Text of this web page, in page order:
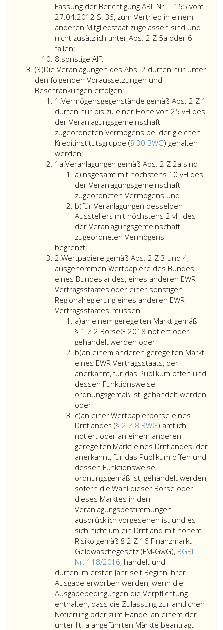
13,
BWG
in
Verbindung
6,
Absatz
InvFG 2011
konzessioniert
ist;
verwaltet
werden,
sofern
die
Fonds
nur
Veranlagung
des
des
Paragraph
23,
Absatz
eins
und
2
ImmoInvFG
erfüllen,
Fassung der Berichtigung ABl. Nr. L 155 vom
27.04.2012 S. 35, zum Vertrieb in einem
anderen Mitgliedstaat zugelassen sind und
nicht zusätzlich unter Abs. 2 Z 5a oder 6
fallen;
die
gemäß
Paragraphen
29,,
30,
31,
38
oder
47
Alternative
Investmentfonds
Manager-
Gesetz
–
AIFMG,
Bundesgesetzblatt
Teil
eins,
Nr. 135
aus
2013,,
in
Österreich
zum
Vertrieb
an
professionelle
Anleger
oder
gemäß
Artikel
31,,
32,
36
oder
42
der
Richtlinie 2011/61/EU
über
die
Verwalter
alternativer
Investmentfonds
und
zur
Änderung
der
Richtlinien
2003/41/EG
und
2009/65/EG
und
der
Verordnungen
(EG)
8.Ziffer
8
sonstige AIF.
(3)Absatz
3
Die Veranlagungen des Abs. 2 dürfen nur unter
den folgenden Voraussetzungen und
Beschränkungen erfolgen:
Veranlagungen
des
Absatz
2,
dürfen
unter
den
folgenden
Voraussetzungen
und
Beschränkungen
erfolgen:
1.Ziffer
eins
Vermögensgegenstände gemäß Abs. 2 Z 1
dürfen nur bis zu einer Höhe von 25 vH des
der Veranlagungsgemeinschaft
zugeordneten Vermögens bei der gleichen
Kreditinstitutsgruppe (§ 30 BWG) gehalten
werden;
gemäß
Absatz
2,
Ziffer
eins,
dürfen
nur
bis
zu
einer
Höhe
von
25 vH
des
der
Veranlagungsgemeinschaft
zugeordneten
Vermögens
bei
der
gleichen
Kreditinstitutsgruppe
(Paragraph
30,
BWG)
gehalten
werden;
1a.Ziffer
eins
Veranlagungen gemäß Abs. 2 Z 2a sind
gemäß
a)Litera
a
insgesamt mit höchstens 10 vH des
der Veranlagungsgemeinschaft
zugeordneten Vermögens und
b)Litera
b
für Veranlagungen desselben
Ausstellers mit höchstens 2 vH des
der Veranlagungsgemeinschaft
zugeordneten Vermögens
begrenzt;
2.Ziffer
2
Wertpapiere gemäß Abs. 2 Z 3 und 4,
ausgenommen Wertpapiere des Bundes,
eines Bundeslandes, eines anderen EWR-
Vertragsstaates oder einer sonstigen
Regionalregierung eines anderen EWR-
Vertragsstaates, müssen
gemäß
Absatz
2,
Ziffer
3,
und 4,
ausgenommen
Wertpapiere
Bundes,
eines
Bundeslandes,
eines
anderen
EWR-
Vertragsstaates
oder
einer
sonstigen
Regionalregierung
eines
anderen
EWR-
Vertragsstaates,
müssen
a)Litera
a
an einem geregelten Markt gemäß
§ 1 Z 2 BörseG 2018 notiert oder
gehandelt werden oderan
einem
geregelten
Markt
Paragraph
Ziffer
2,
BörseG 2018
notiert
oder
werden
oder
b)Litera
b
an einem anderen geregelten Markt
eines EWR-Vertragsstaats, der
anerkannt, für das Publikum offen und
dessen Funktionsweise
ordnungsgemäß ist, gehandelt werden
oder
c)Litera
c
an einer Wertpapierbörse eines
Drittlandes (§ 2 Z 8 BWG) amtlich
notiert oder an einem anderen
geregelten Markt eines Drittlandes, der
anerkannt, für das Publikum offen und
dessen Funktionsweise
ordnungsgemäß ist, gehandelt werden,
sofern die Wahl dieser Börse oder
dieses Marktes in den
Veranlagungsbestimmungen
ausdrücklich vorgesehen ist und es
sich nicht um ein Drittland mit hohem
Risiko gemäß § 2 Z 16 Finanzmarkt-
Geldwäschegesetz (FM-GwG), BGBl. I
Nr. 118/2016, handelt und
einer
Wertpapierbörse
eines
Drittlandes
(Paragraph
2,
dürfen im ersten Jahr seit Beginn ihrer
Ausgabe erworben werden, wenn die
Ausgabebedingungen die Verpflichtung
enthalten, dass die Zulassung zur amtlichen
Notierung oder zum Handel an einem der
unter lit. a angeführten Märkte beantragt